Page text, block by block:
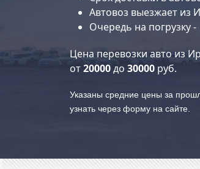
Автовоз выезжает из
Очередь на погрузку -
Цена перевозки авто из
от20000до 30000 руб.
Указаны средние цены за
узнать через форму на сайте.